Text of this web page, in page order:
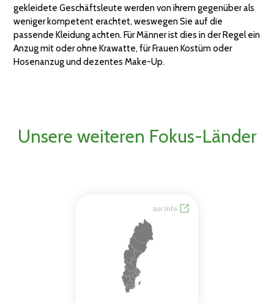
gekleidete Geschäftsleute werden von ihrem gegenüber als
weniger kompetent erachtet, weswegen Sie auf die
passende Kleidung achten. Für Männer ist dies in der Regel ein
Anzug mit oder ohne Krawatte, für Frauen Kostüm oder
Hosenanzug und dezentes Make-Up.
Unsere weiteren Fokus-Länder
zur Info